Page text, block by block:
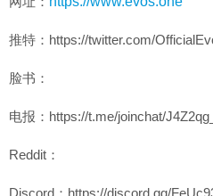
推特：https://twitter.com/
脸书：
电报：https://t.me/joinchat/
Reddit：
Discord：https://discord.gg/